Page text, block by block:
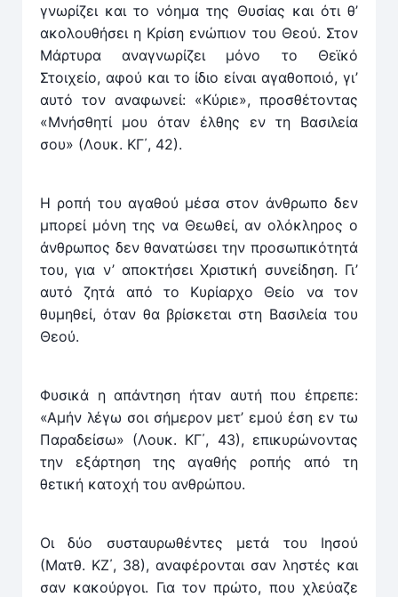
γνωρίζει και το νόημα της Θυσίας και ότι θ’
ακολουθήσει η Κρίση ενώπιον του Θεού. Στον
Μάρτυρα αναγνωρίζει μόνο το Θεϊκό
Στοιχείο, αφού και το ίδιο είναι αγαθοποιό, γι’
αυτό τον αναφωνεί: «Κύριε», προσθέτοντας
«Μνήσθητί μου όταν έλθης εν τη Βασιλεία
σου» (Λουκ. ΚΓ΄, 42).
Η ροπή του αγαθού μέσα στον άνθρωπο δεν
μπορεί μόνη της να Θεωθεί, αν ολόκληρος ο
άνθρωπος δεν θανατώσει την προσωπικότητά
του, για ν’ αποκτήσει Χριστική συνείδηση. Γι’
αυτό ζητά από το Κυρίαρχο Θείο να τον
θυμηθεί, όταν θα βρίσκεται στη Βασιλεία του
Θεού.
Φυσικά η απάντηση ήταν αυτή που έπρεπε:
«Αμήν λέγω σοι σήμερον μετ’ εμού έση εν τω
Παραδείσω» (Λουκ. ΚΓ΄, 43), επικυρώνοντας
την εξάρτηση της αγαθής ροπής από τη
θετική κατοχή του ανθρώπου.
Οι δύο συσταυρωθέντες μετά του Ιησού
(Ματθ. ΚΖ΄, 38), αναφέρονται σαν ληστές και
σαν κακούργοι. Για τον πρώτο, που χλεύαζε